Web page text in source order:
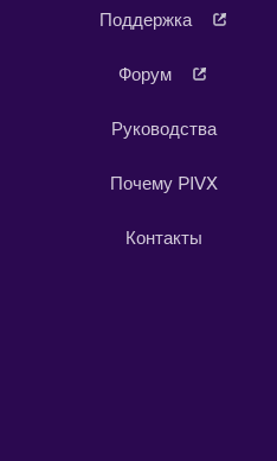
Поддержка
Форум
Руководства
Почему PIVX
Контакты